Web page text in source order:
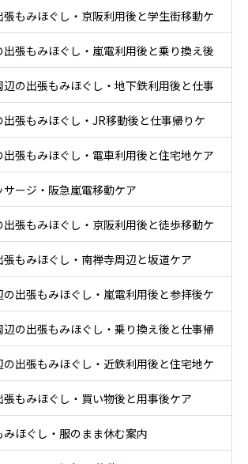
もみほぐし・京阪利用後と学生街移動ケ
張もみほぐし・嵐電利用後と乗り換え後
辺の出張もみほぐし・地下鉄利用後と仕事
張もみほぐし・JR移動後と仕事帰りケ
出張もみほぐし・電車利用後と住宅地ケア
ージ・阪急嵐電移動ケア
張もみほぐし・京阪利用後と徒歩移動ケ
もみほぐし・南禅寺周辺と坂道ケア
出張もみほぐし・嵐電利用後と参拝後ケ
辺の出張もみほぐし・乗り換え後と仕事帰
の出張もみほぐし・近鉄利用後と住宅地ケ
もみほぐし・買い物後と用事後ケア
ほぐし・服のまま休む案内